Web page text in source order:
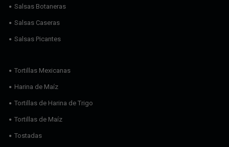
Salsas Botaneras
Salsas Caseras
Salsas Picantes
Tortillas Mexicanas
Harina de Maíz
Tortillas de Harina de Trigo
Tortillas de Maíz
Tostadas